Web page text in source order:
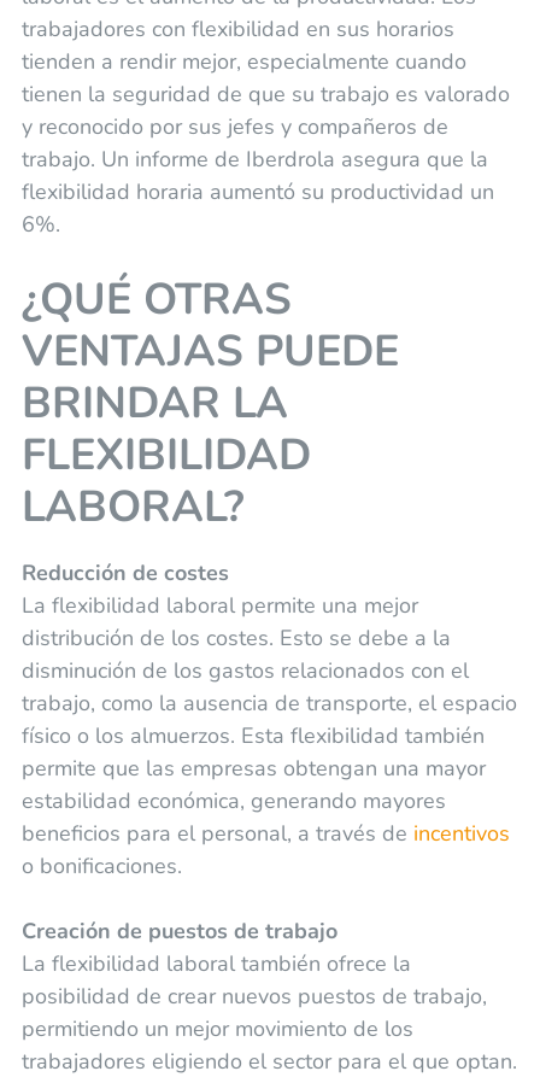
trabajadores con flexibilidad en sus horarios
tienden a rendir mejor, especialmente cuando
tienen la seguridad de que su trabajo es valorado
y reconocido por sus jefes y compañeros de
trabajo. Un informe de Iberdrola asegura que la
flexibilidad horaria aumentó su productividad un
6%.
¿QUÉ OTRAS
VENTAJAS PUEDE
BRINDAR LA
FLEXIBILIDAD
LABORAL?
Reducción de costes
La flexibilidad laboral permite una mejor
distribución de los costes. Esto se debe a la
disminución de los gastos relacionados con el
trabajo, como la ausencia de transporte, el espacio
físico o los almuerzos. Esta flexibilidad también
permite que las empresas obtengan una mayor
estabilidad económica, generando mayores
beneficios para el personal, a través de incentivos
o bonificaciones.
Creación de puestos de trabajo
La flexibilidad laboral también ofrece la
posibilidad de crear nuevos puestos de trabajo,
permitiendo un mejor movimiento de los
trabajadores eligiendo el sector para el que optan.